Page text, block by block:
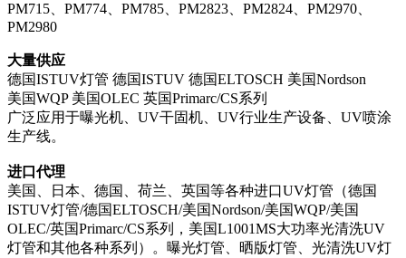
PM715
PM774 PM785 PM2823 PM2824 PM2970
PM2980
大量供应
德国ISTUV灯管 德国ISTUV 德国ELTOSCH 美国Nordson
美国WQP 美国OLEC 英国Primarc/CS系列
广泛应用于曝光机、 UV干固机、 UV行业生产设备、 UV喷涂
生产线。
进口代理
美国、日本、德国、荷兰、英国等各种进口UV灯管（德国
ISTUV灯管/德国ELTOSCH/美国Nordson/美国WQP/美国
OLEC/英国Primarc/CS系列，美国L1001MS大功率光清洗UV
灯管和其他各种系列）。曝光灯管、晒版灯管、光清洗UV灯